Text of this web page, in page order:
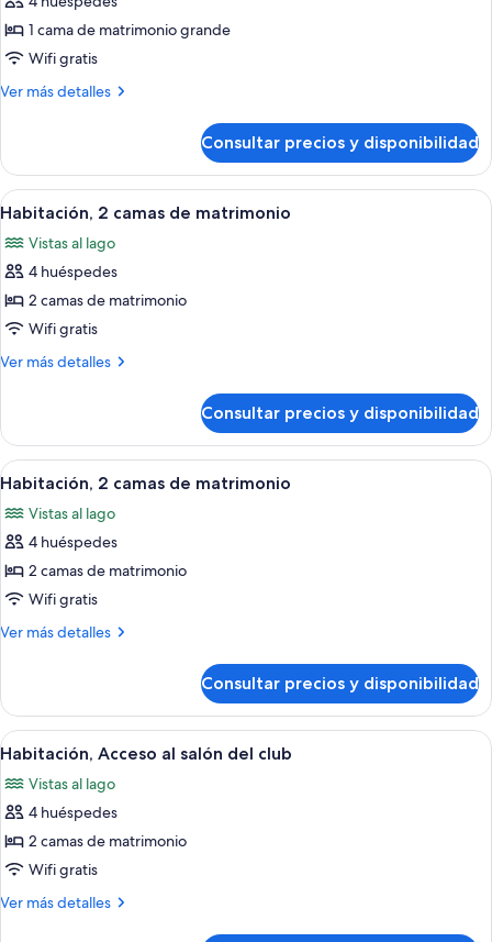
fotos
de
Suite
Royal,
de
matrimonio
grande
1 cama de matrimonio grande
Wifi gratis
Ver más detalles
Más
Royal,
cama
matrimonio
grande
Consultar precios y disponibilidad
Abrir
todas
las
fotos
de
Habitación,
2
matrimonio
Habitación de hotel con
7
Habitación, 2 camas de matrimonio
Vistas al lago
4 huéspedes
2 camas de matrimonio
Wifi gratis
Ver más detalles
Más
2
camas
de
Consultar precios y disponibilidad
Abrir
todas
las
fotos
de
Habitación,
2
matrimonio
Una habitación de hotel con
7
Habitación, 2 camas de matrimonio
Vistas al lago
4 huéspedes
2 camas de matrimonio
Wifi gratis
Ver más detalles
Más
2
camas
de
Consultar precios y disponibilidad
Abrir
todas
las
fotos
de
Habitación,
Acceso
Habitación de hotel con cama,
7
Habitación, Acceso al salón del club
Vistas al lago
4 huéspedes
2 camas de matrimonio
Wifi gratis
Ver más detalles
Más